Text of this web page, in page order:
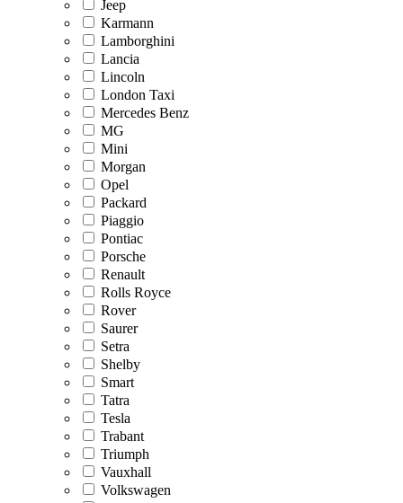
Jeep
Karmann
Lamborghini
Lancia
Lincoln
London Taxi
Mercedes Benz
MG
Mini
Morgan
Opel
Packard
Piaggio
Pontiac
Porsche
Renault
Rolls Royce
Rover
Saurer
Setra
Shelby
Smart
Tatra
Tesla
Trabant
Triumph
Vauxhall
Volkswagen